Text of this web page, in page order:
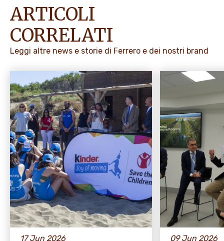
ARTICOLI
CORRELATI
Leggi altre news e storie di Ferrero e dei nostri brand
17 Jun 2026
09 Jun 2026